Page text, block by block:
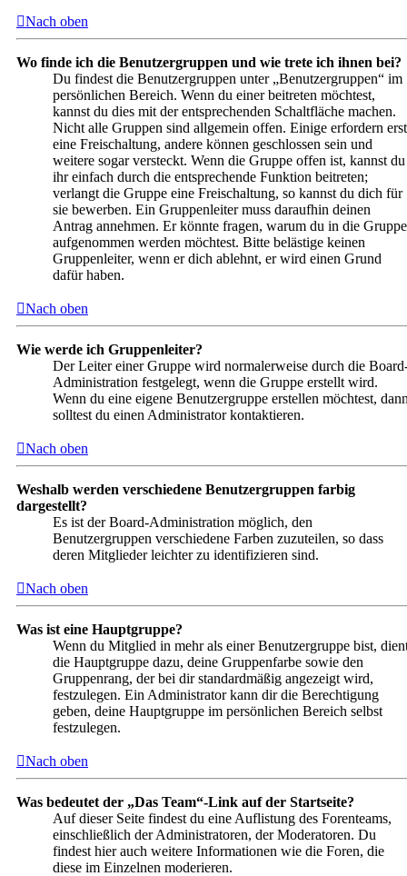
Nach oben
Wo finde ich die Benutzergruppen und wie trete ich ihnen bei?
Du findest die Benutzergruppen unter „Benutzergruppen“ im
persönlichen Bereich. Wenn du einer beitreten möchtest,
kannst du dies mit der entsprechenden Schaltfläche machen.
Nicht alle Gruppen sind allgemein offen. Einige erfordern erst
eine Freischaltung, andere können geschlossen sein und
weitere sogar versteckt. Wenn die Gruppe offen ist, kannst du
ihr einfach durch die entsprechende Funktion beitreten;
verlangt die Gruppe eine Freischaltung, so kannst du dich für
sie bewerben. Ein Gruppenleiter muss daraufhin deinen
Antrag annehmen. Er könnte fragen, warum du in die Gruppe
aufgenommen werden möchtest. Bitte belästige keinen
Gruppenleiter, wenn er dich ablehnt, er wird einen Grund
dafür haben.
Nach oben
Wie werde ich Gruppenleiter?
Der Leiter einer Gruppe wird normalerweise durch die
Administration festgelegt, wenn die Gruppe erstellt wird.
Wenn du eine eigene Benutzergruppe erstellen möchtest,
solltest du einen Administrator kontaktieren.
Nach oben
Weshalb werden verschiedene Benutzergruppen farbig
dargestellt?
Es ist der Board-Administration möglich, den
Benutzergruppen verschiedene Farben zuzuteilen, so dass
deren Mitglieder leichter zu identifizieren sind.
Nach oben
Was ist eine Hauptgruppe?
Wenn du Mitglied in mehr als einer Benutzergruppe bist,
die Hauptgruppe dazu, deine Gruppenfarbe sowie den
Gruppenrang, der bei dir standardmäßig angezeigt wird,
festzulegen. Ein Administrator kann dir die Berechtigung
geben, deine Hauptgruppe im persönlichen Bereich selbst
festzulegen.
Nach oben
Was bedeutet der „Das Team“-Link auf der Startseite?
Auf dieser Seite findest du eine Auflistung des Forenteams,
einschließlich der Administratoren, der Moderatoren. Du
findest hier auch weitere Informationen wie die Foren, die
diese im Einzelnen moderieren.